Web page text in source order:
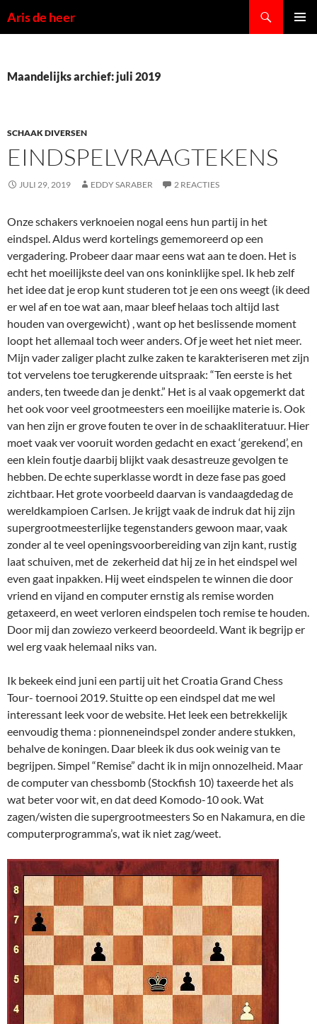
naar
Aris de heer
Maandelijks archief: juli 2019
SCHAAK DIVERSEN
EINDSPELVRAAGTEKENS
JULI 29, 2019 EDDY SARABER 2 REACTIES
Onze schakers verknoeien nogal eens hun partij in het
eindspel. Aldus werd kortelings gememoreerd op een
vergadering. Probeer daar maar eens wat aan te doen. Het is
echt het moeilijkste deel van ons koninklijke spel. Ik heb zelf
het idee dat je erop kunt studeren tot je een ons weegt (ik deed
er wel af en toe wat aan, maar bleef helaas toch altijd last
houden van overgewicht) , want op het beslissende moment
loopt het allemaal toch weer anders. Of je weet het niet meer.
Mijn vader zaliger placht zulke zaken te karakteriseren met zijn
tot vervelens toe terugkerende uitspraak: “Ten eerste is het
anders, ten tweede dan je denkt.” Het is al vaak opgemerkt dat
het ook voor veel grootmeesters een moeilijke materie is. Ook
van hen zijn er grove fouten te over in de schaakliteratuur. Hier
moet vaak ver vooruit worden gedacht en exact ‘gerekend’, en
een klein foutje daarbij blijkt vaak desastreuze gevolgen te
hebben. De echte superklasse wordt in deze fase pas goed
zichtbaar. Het grote voorbeeld daarvan is vandaagdedag de
wereldkampioen Carlsen. Je krijgt vaak de indruk dat hij zijn
supergrootmeesterlijke tegenstanders gewoon maar, vaak
zonder al te veel openingsvoorbereiding van zijn kant, rustig
laat schuiven, met de zekerheid dat hij ze in het eindspel wel
even gaat inpakken. Hij weet eindspelen te winnen die door
vriend en vijand en computer ernstig als remise worden
getaxeerd, en weet verloren eindspelen toch remise te houden.
Door mij dan zowiezo verkeerd beoordeeld. Want ik begrijp er
wel erg vaak helemaal niks van.
Ik bekeek eind juni een partij uit het Croatia Grand Chess
Tour- toernooi 2019. Stuitte op een eindspel dat me wel
interessant leek voor de website. Het leek een betrekkelijk
eenvoudig thema : pionneneindspel zonder andere stukken,
behalve de koningen. Daar bleek ik dus ook weinig van te
begrijpen. Simpel “Remise” dacht ik in mijn onnozelheid. Maar
de computer van chessbomb (Stockfish 10) taxeerde het als
wat beter voor wit, en dat deed Komodo-10 ook. Wat
zagen/wisten die supergrootmeesters So en Nakamura, en die
computerprogramma’s, wat ik niet zag/weet.